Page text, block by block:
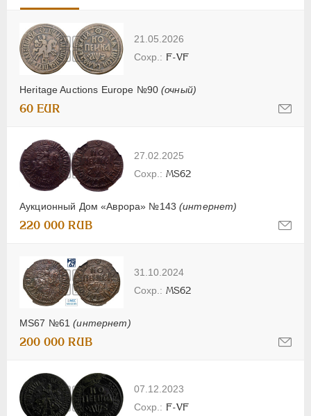
21.05.2026
Heritage Auctions Europe №90(очный)
F-VF
60 EUR
27.02.2025
Аукционный Дом «Аврора» №143(интернет)
MS62
220 000 RUB
31.10.2024
MS67 №61(интернет)
MS62
200 000 RUB
07.12.2023
F-VF